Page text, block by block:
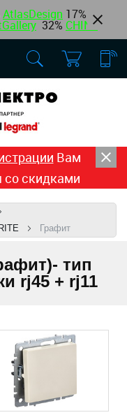
AtlasDesign 17%
32% CHINT
Вам
со скидками
Графит
тип
rj45 + rj11